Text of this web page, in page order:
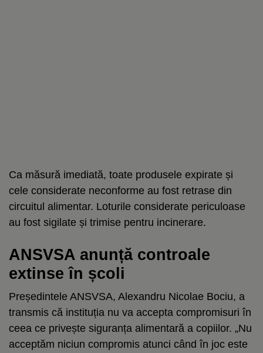
Ca măsură imediată, toate produsele expirate și
cele considerate neconforme au fost retrase din
circuitul alimentar. Loturile considerate periculoase
au fost sigilate și trimise pentru incinerare.
ANSVSA anunță controale
extinse în școli
Președintele ANSVSA, Alexandru Nicolae Bociu, a
transmis că instituția nu va accepta compromisuri în
ceea ce privește siguranța alimentară a copiilor. „Nu
acceptăm niciun compromis atunci când în joc este